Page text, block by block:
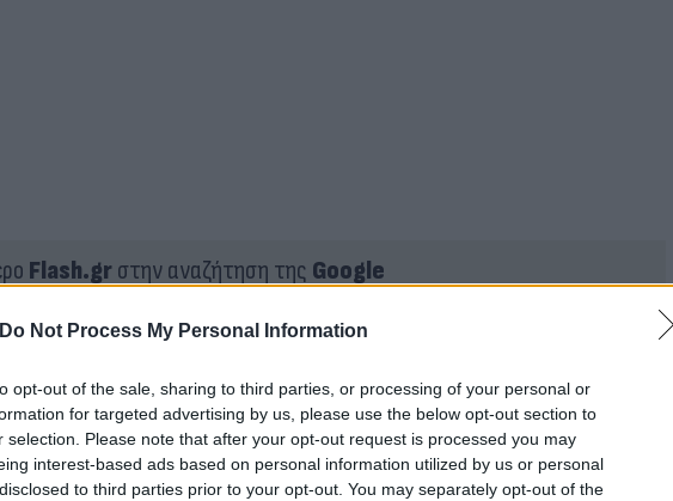
Do Not Process My Personal Information
opt-out of the sale, sharing to third parties, or processing of your personal or
for targeted advertising by us, please use the below opt-out section to
selection. Please note that after your opt-out request is processed you may
interest-based ads based on personal information utilized by us or personal
to third parties prior to your opt-out. You may separately opt-out of the
Flash.grστην αναζήτηση της Google